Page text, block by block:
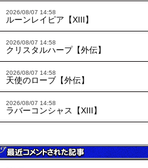
2026/08/07 14:58
ルーンレイピア【XIII】
2026/08/07 14:58
クリスタルハープ【外伝】
2026/08/07 14:58
天使のローブ【外伝】
2026/08/07 14:58
ラバーコンシャス【XIII】